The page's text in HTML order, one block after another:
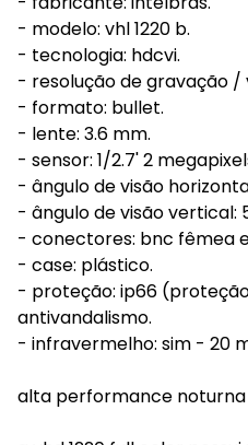
- modelo: vhl 1220 b.
- tecnologia: hdcvi.
- resolução de gravação /
- formato: bullet.
- lente: 3.6 mm.
- sensor: 1/2.7' 2
- ângulo de visão
- ângulo de visão vertical:
- conectores: bnc fêmea
- case: plástico.
- proteção: ip66
antivandalismo.
- infravermelho: sim - 20
alta performance noturna